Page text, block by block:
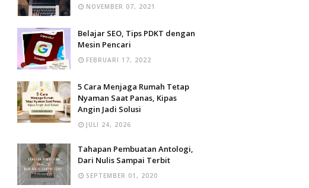
NOVEMBER 07, 2021
Belajar SEO, Tips PDKT dengan
Mesin Pencari
FEBRUARI 17, 2022
5 Cara Menjaga Rumah Tetap
Nyaman Saat Panas, Kipas
Angin Jadi Solusi
JULI 24, 2026
Tahapan Pembuatan Antologi,
Dari Nulis Sampai Terbit
SEPTEMBER 01, 2020